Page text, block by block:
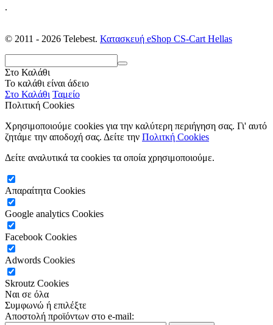
.
© 2011 - 2026 Telebest. Κατασκευή eShop CS-Cart Hellas
Στο Καλάθι
Το καλάθι είναι άδειο
Στο Καλάθι Ταμείο
Πολιτική Cookies
Χρησιμοποιούμε cookies για την καλύτερη περιήγηση σας. Γι' αυτό
ζητάμε την αποδοχή σας. Δείτε την Πολιτκή Cookies
Δείτε αναλυτικά τα cookies τα οποία χρησιμοποιούμε.
Απαραίτητα Cookies
Google analytics Cookies
Facebook Cookies
Adwords Cookies
Skroutz Cookies
Ναι σε όλα
Συμφωνώ ή επιλέξτε
Αποστολή προϊόντων στο e-mail: